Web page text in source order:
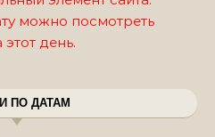
можно посмотреть
день.
ПО ДАТАМ